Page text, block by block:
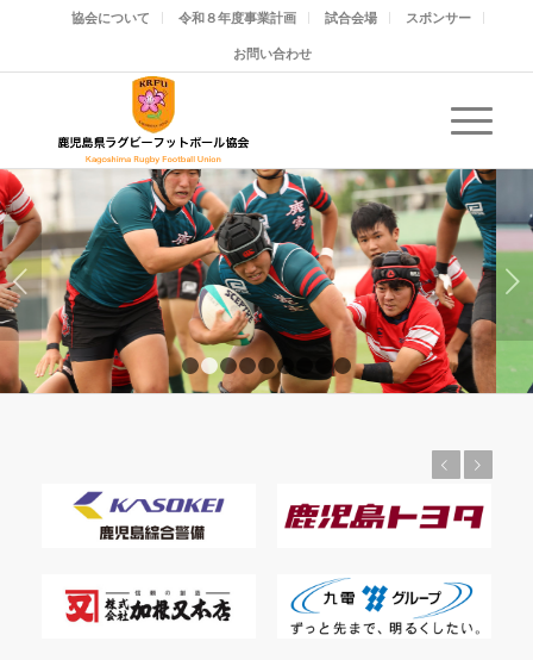
協会について 令和８年度事業計画 試合会場
スポンサー
お問い合わせ
後
1 2 3 4 5 6 7 8